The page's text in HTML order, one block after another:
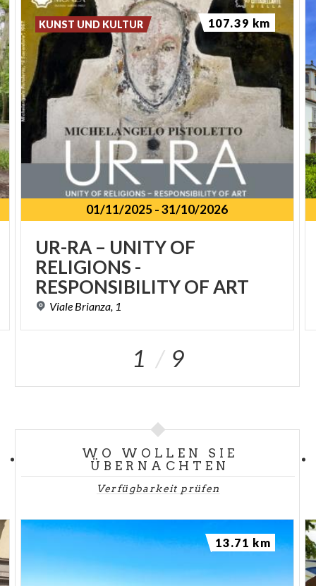
01/11/2025-31/10/2026
UR-RA – UNITY OF
RELIGIONS -
RESPONSIBILITY OF ART
Viale Brianza, 1
KUNST UND KULTUR 107.39 km
1 9
WO WOLLEN SIE
ÜBERNACHTEN
Verfügbarkeit prüfen
13.71 km